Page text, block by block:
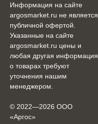
Информация на сайте
argosmarket.ru не является
публичной офертой.
Указанные на сайте
argosmarket.ru цены и
любая другая информация
о товарах требуют
уточнения нашим
менеджером.
© 2022—2026 ООО
«Аргоc»